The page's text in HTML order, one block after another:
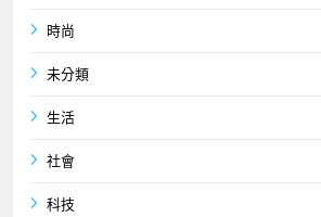
時尚
未分類
生活
社會
科技